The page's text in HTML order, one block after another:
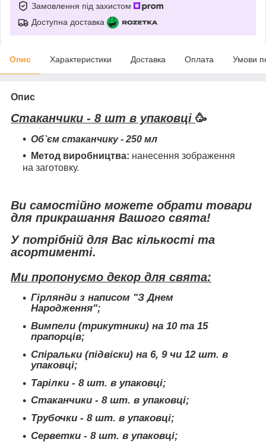
Замовлення під захистом
Доступна доставка
Опис Характеристики Доставка Оплата Умови
Опис
Стаканчики - 8 шт в упаковці 🥳
Об`єм стаканчику - 250 мл
Метод виробництва: нанесення зображення
на заготовку.
Ви самостійно можете обрати товари
для прикрашання Вашого свята!
У потрібній для Вас кількості та
асортименті.
Ми пропонуємо декор для свята:
Гірлянди з написом "З Днем
Народження";
Вимпели (трикутники) на 10 та 15
прапорців;
Спіральки (підвіски) на 6, 9 чи 12 шт. в
упаковці;
Тарілки - 8 шт. в упаковці;
Стаканчики - 8 шт. в упаковці;
Трубочки - 8 шт. в упаковці;
Серветки - 8 шт. в упаковці;